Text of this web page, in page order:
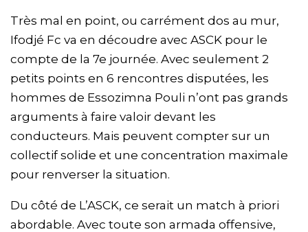
Très mal en point, ou carrément dos au mur,
Ifodjé Fc va en découdre avec ASCK pour le
compte de la 7e journée. Avec seulement 2
petits points en 6 rencontres disputées, les
hommes de Essozimna Pouli n’ont pas grands
arguments à faire valoir devant les
conducteurs. Mais peuvent compter sur un
collectif solide et une concentration maximale
pour renverser la situation.
Du côté de L’ASCK, ce serait un match à priori
abordable. Avec toute son armada offensive,